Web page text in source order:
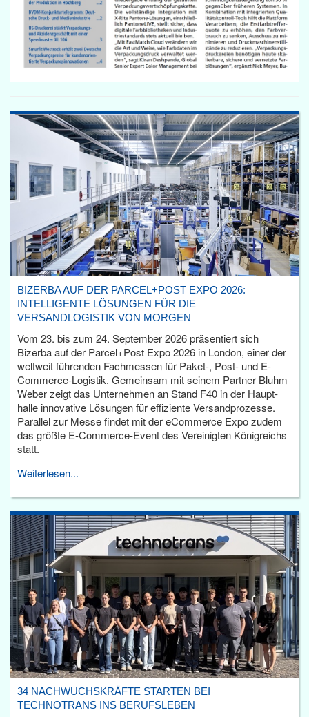
BIZERBA AUF DER PARCEL+POST EXPO 2026:
INTELLIGENTE LÖSUNGEN FÜR DIE
VERSANDLOGISTIK VON MORGEN
Vom 23. bis zum 24. September 2026 präsentiert sich
Bizerba auf der Parcel+Post Expo 2026 in London, einer der
weltweit führenden Fachmessen für Paket-, Post- und E-
Commerce-Logistik. Gemeinsam mit seinem Partner Bluhm
Weber zeigt das Unternehmen an Stand F40 in der Haupt­
halle innovative Lösungen für effiziente Versandprozesse.
Parallel zur Messe findet mit der eCommerce Expo zudem
das größte E-Commerce-Event des Vereinigten Königreichs
statt.
Weiterlesen...
34 NACHWUCHSKRÄFTE STARTEN BEI
TECHNOTRANS INS BERUFSLEBEN